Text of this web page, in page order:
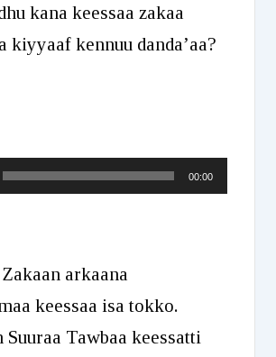
kana keessaa zakaa
kiyyaaf kennuu danda’aa?
00:00
Zakaan arkaana
keessaa isa tokko.
Suuraa Tawbaa keessatti